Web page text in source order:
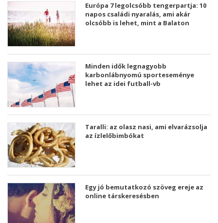
Európa 7 legolcsóbb tengerpartja: 10
napos családi nyaralás, ami akár
olcsóbb is lehet, mint a Balaton
Minden idők legnagyobb
karbonlábnyomú sporteseménye
lehet az idei futball-vb
Taralli: az olasz nasi, ami elvarázsolja
az ízlelőbimbókat
Egy jó bemutatkozó szöveg ereje az
online társkeresésben